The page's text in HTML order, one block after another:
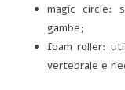
magic circle:
gambe;
foam roller:
vertebrale e